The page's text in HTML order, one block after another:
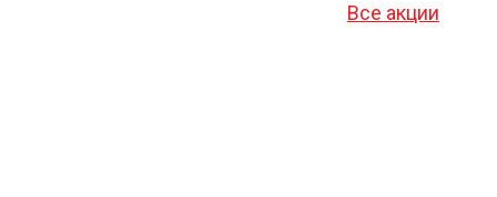
Все акции